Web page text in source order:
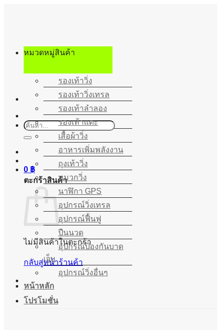
เนื้อหา
ค้นหา:
0 ฿
ตะกร้าสินค้า
ไม่มีสินค้าในตะกร้า
กลับสู่หน้าร้านค้า
หมวดหมู่สินค้า
รองเท้าวิ่ง
รองเท้าวิ่งเทรล
รองเท้าลำลอง
รองเท้าแตะ
เสื้อผ้าวิ่ง
อาหารเพิ่มพลังงาน
ถุงเท้าวิ่ง
หมวกวิ่ง
นาฬิกา GPS
อุปกรณ์วิ่งเทรล
อุปกรณ์ฟื้นฟู
ปืนนวด
อุปกรณ์ป้องกันบาด
เจ็บ
อุปกรณ์วิ่งอื่นๆ
หน้าหลัก
โปรโมชั่น